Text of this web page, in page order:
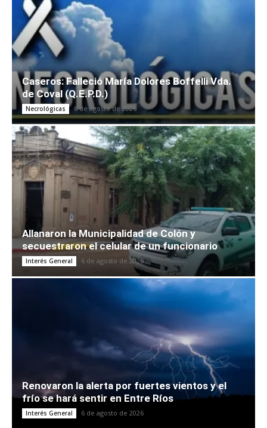
Caseros: Falleció María Dolores Boffelli Vda.
de Coval (Q.E.P.D.)
Necrológicas 6 de agosto de 2026
Allanaron la Municipalidad de Colón y
secuestraron el celular de un funcionario
Interés General 6 de agosto de 2026
Renovaron la alerta por fuertes vientos y el
frío se hará sentir en Entre Ríos
Interés General 6 de agosto de 2026